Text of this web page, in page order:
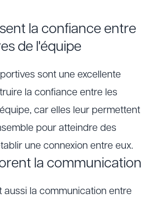
la confiance entre
de l'équipe
sont une excellente
la confiance entre les
car elles leur permettent
pour atteindre des
une connexion entre eux.
la communication
aussi la communication entre